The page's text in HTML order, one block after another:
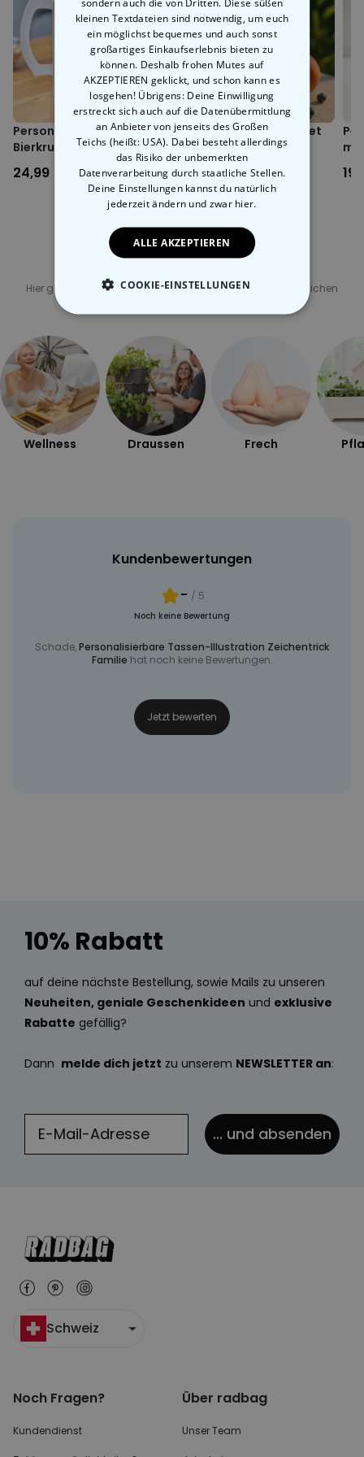
stell deine eigene kleine (oder große) Familie zusammen. Aber bitte
niemandenvergessen!
Fassungsvermögen ca. 375 ml
Maße ca. 9,5 cm hoch, Durchmesser ca. 8,5 cm; Henkel ca. 1,5
cm breit
Gewicht ca. 340 Gramm
Geeignet für den Geschirrspüler (Handwäsche empfohlen)
(Glitzer) Zaubertasse
(temperaturempfindlich):
Motiv erscheint sobald die Tasse warm wird
Fassungsvermögen ca. 330 ml
ACHTUNG: Glitzerpartikel befinden sich nur auf der Glitzer
Maße ca. 9,5 cm hoch, Durchmesser ca. 8 cm; Henkel ca. 1,5 cm
Handwäsche empfohlen
Herzhenkel-Tasse:
Fassungsvermögen ca. 330 ml
Maße ca. 9,5 cm hoch, Durchmesser ca. 8 cm; Henkel ca. 4,5 cm
breit
Gewicht ca. 300 Gramm
Geeignet für den Geschirrspüler (Handwäsche empfohlen)
Personalisierbarer
Bierkrug mit Logo und
Gesicht
24,99 CHF
Personalisierbares Lillet
Glas mit Name
24,99 CHF
Hier geht's zu unseren anderen Kategorien mit ungewöhnlichen
Wellness Draussen Frech
Kundenbewertungen
- / 5
Noch keine Bewertung
Schade,Personalisierbare Tassen-Illustration Zeichentrick
Familie hat noch keine Bewertungen.
Jetzt bewerten
10% Rabatt
auf deine nächste Bestellung, sowie Mails zu unseren
Neuheiten, geniale Geschenkideen und exklusive
Rabatte gefällig?
Dann melde dich jetzt zu unserem NEWSLETTER an:
... und absenden
Schweiz
Noch Fragen?
Kundendienst
Über radbag
Unser Team
kleinen Textdateien sind notwendig, um euch
ein möglichst bequemes und auch sonst
großartiges Einkaufserlebnis bieten zu
können. Deshalb frohen Mutes auf
AKZEPTIEREN geklickt, und schon kann es
losgehen! Übrigens: Deine Einwilligung
erstreckt sich auch auf die Datenübermittlung
an Anbieter von jenseits des Großen
Teichs (heißt: USA). Dabei besteht allerdings
das Risiko der unbemerkten
Datenverarbeitung durch staatliche Stellen.
Deine Einstellungen kannst du natürlich
jederzeit ändern und zwar hier.
ALLE AKZEPTIEREN
COOKIE-EINSTELLUNGEN
ESSENTIELL
PERFORMANCE
MARKETING SONSTIGE